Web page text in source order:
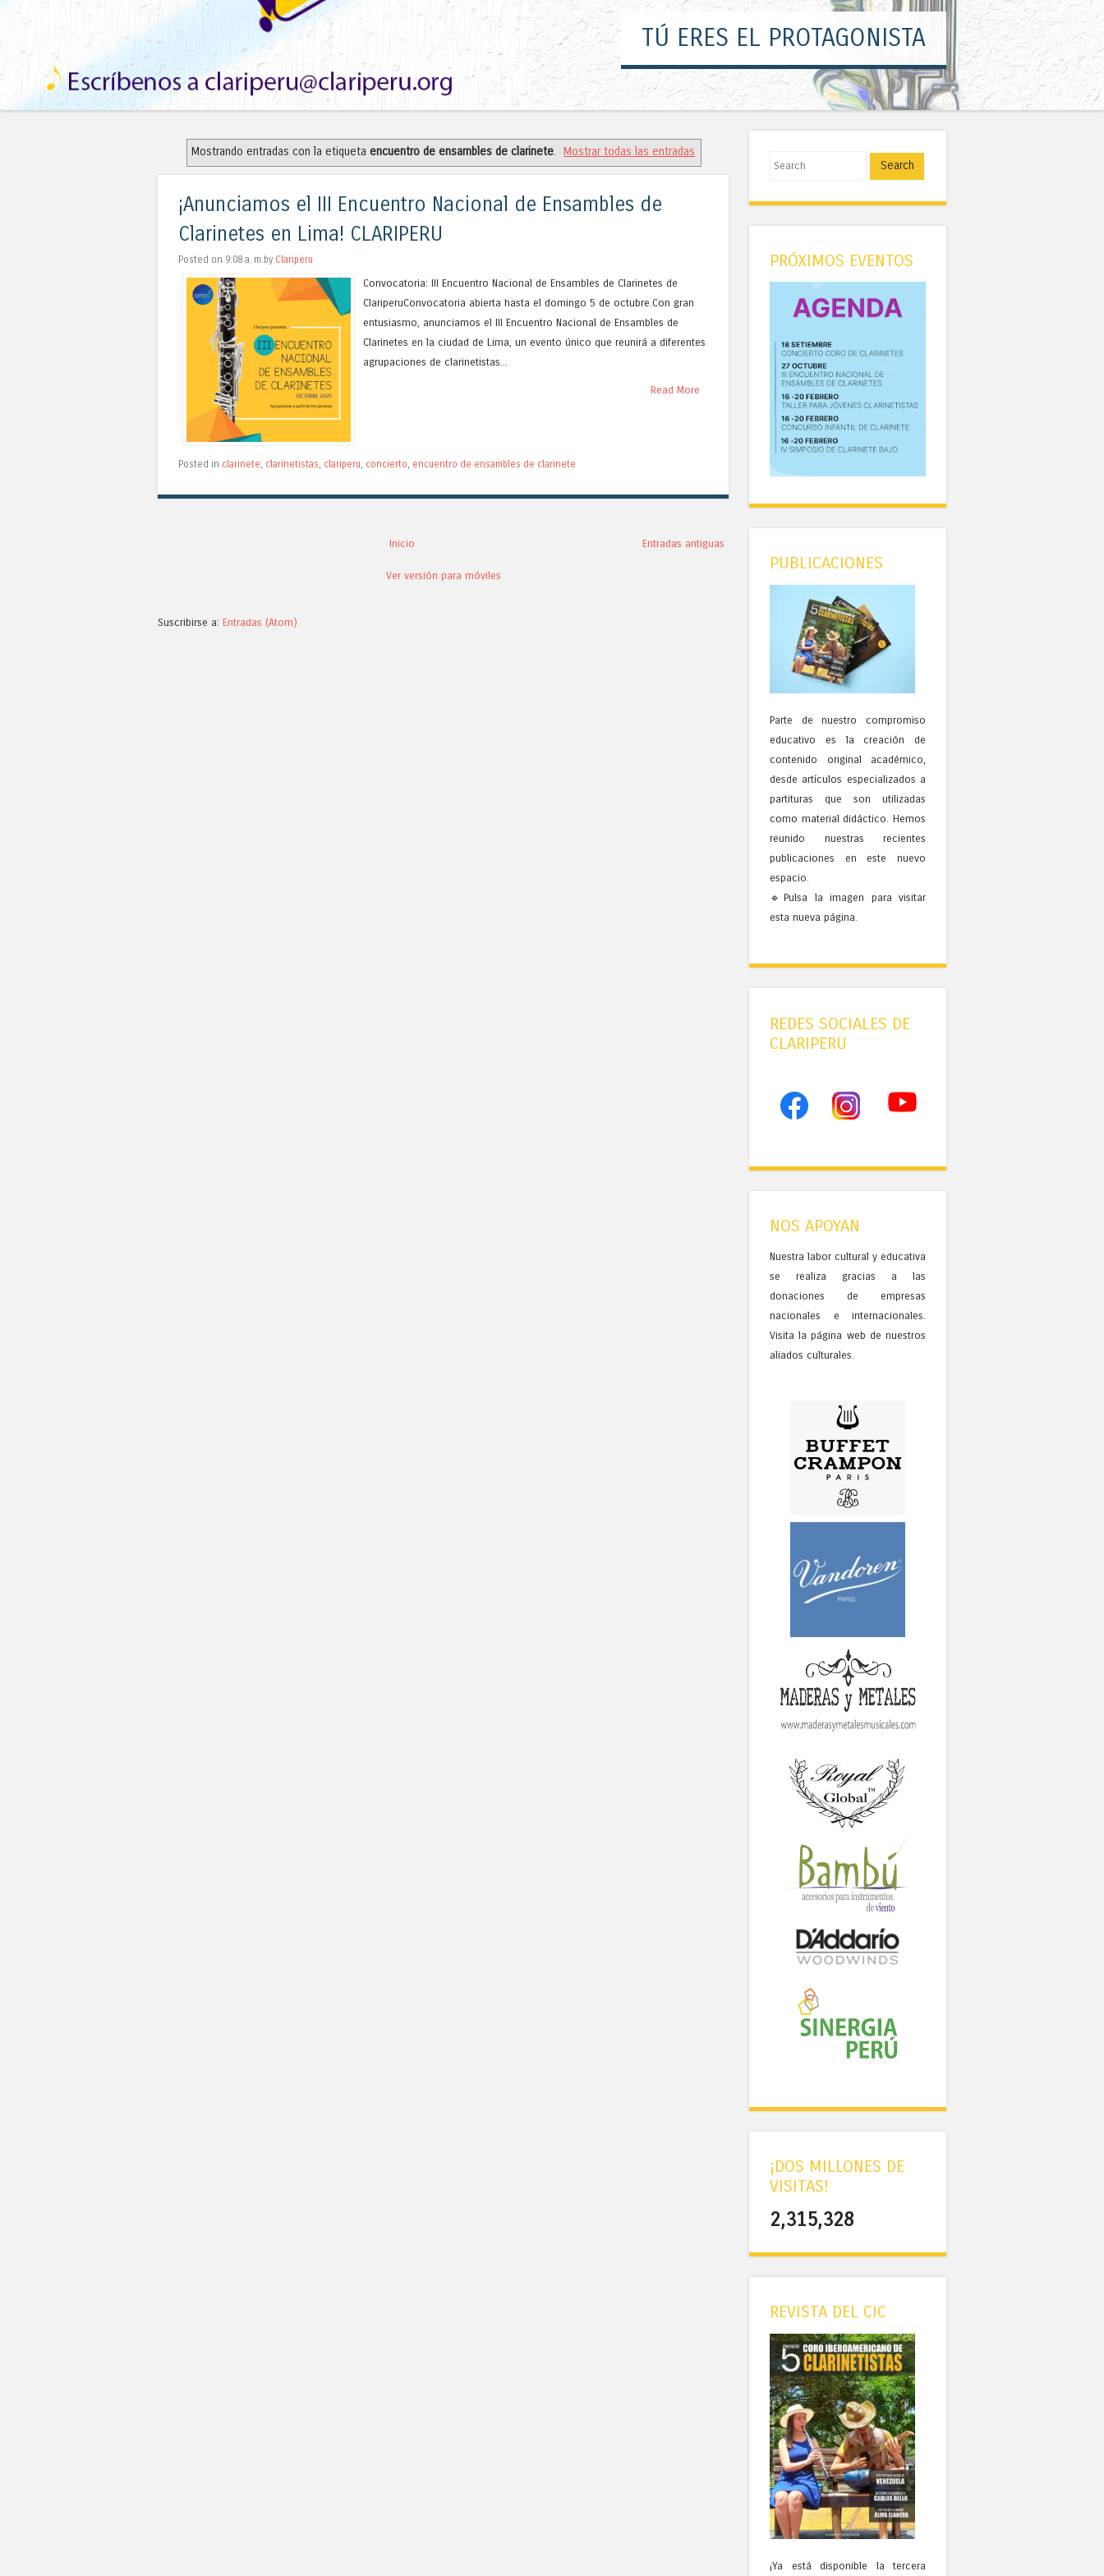
TÚ ERES EL PROTAGONISTA
Mostrando entradas con la etiqueta encuentro de ensambles de clarinete. Mostrar todas las entradas
¡Anunciamos el III Encuentro Nacional de Ensambles de
Clarinetes en Lima! CLARIPERU
Posted on 9:08 a. m.by Clariperu
Convocatoria: III Encuentro Nacional de Ensambles de Clarinetes de
ClariperuConvocatoria abierta hasta el domingo 5 de octubre.Con gran
entusiasmo, anunciamos el III Encuentro Nacional de Ensambles de
Clarinetes en la ciudad de Lima, un evento único que reunirá a diferentes
agrupaciones de clarinetistas...
Read More
Posted in clarinete, clarinetistas, clariperu, concierto, encuentro de ensambles de clarinete
Entradas antiguas
Inicio
Ver versión para móviles
Suscribirse a: Entradas (Atom)
Search
PRÓXIMOS EVENTOS
PUBLICACIONES
Parte de nuestro compromiso
educativo es la creación de
contenido original académico,
desde artículos especializados a
partituras que son utilizadas
como material didáctico. Hemos
reunido nuestras recientes
publicaciones en este nuevo
espacio.
🔹Pulsa la imagen para visitar
esta nueva página.
REDES SOCIALES DE
CLARIPERU
NOS APOYAN
Nuestra labor cultural y educativa
se realiza gracias a las
donaciones de empresas
nacionales e internacionales.
Visita la página web de nuestros
aliados culturales.
¡DOS MILLONES DE
VISITAS!
2,315,328
REVISTA DEL CIC
¡Ya está disponible la tercera